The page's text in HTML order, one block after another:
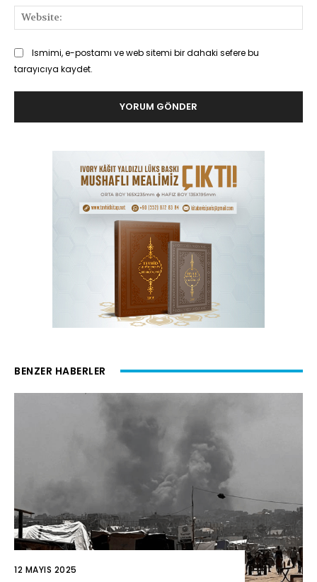
Ismimi, e-postamı ve web sitemi bir dahaki sefere bu
tarayıcıya kaydet.
BENZER HABERLER
12 MAYIS 2025